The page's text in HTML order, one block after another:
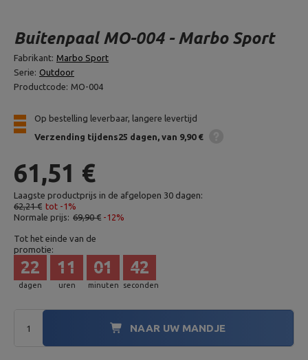
Buitenpaal MO-004 - Marbo Sport
Fabrikant: Marbo Sport
Serie: Outdoor
Productcode: MO-004
Op bestelling leverbaar, langere levertijd
Verzending tijdens25 dagen van 9,90 €
61,51 €
Laagste productprijs in de afgelopen 30 dagen:
62,21 € tot -1%
Normale prijs: 69,90 € -12%
Tot het einde van de
promotie:
dagen
22
uren
11
minuten
01
seconden
40
NAAR UW MANDJE